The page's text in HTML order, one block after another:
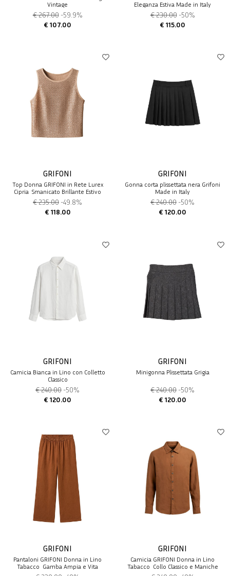
Vintage
€ 267.00 -59.9%
€ 107.00
Eleganza Estiva Made in Italy
€ 230.00 -50%
€ 115.00
GRIFONI
Top Donna GRIFONI in Rete Lurex
Cipria  Smanicato Brillante Estivo
€ 235.00 -49.8%
€ 118.00
GRIFONI
Gonna corta plissettata nera Grifoni
Made in Italy
€ 240.00 -50%
€ 120.00
GRIFONI
Camicia Bianca in Lino con Colletto
Classico
€ 240.00 -50%
€ 120.00
GRIFONI
Minigonna Plissettata Grigia
€ 240.00 -50%
€ 120.00
GRIFONI
Pantaloni GRIFONI Donna in Lino
Tabacco  Gamba Ampia e Vita
Elasticizzata
GRIFONI
Camicia GRIFONI Donna in Lino
Tabacco  Collo Classico e Maniche
Lunghe Estive